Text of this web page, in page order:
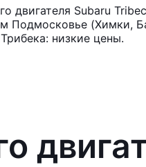
двигателя Subaru
Подмосковье (Химки,
низкие цены.